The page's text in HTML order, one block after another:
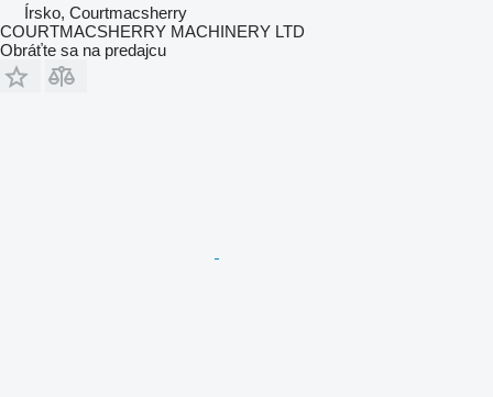
Írsko, Courtmacsherry
COURTMACSHERRY MACHINERY LTD
Obráťte sa na predajcu